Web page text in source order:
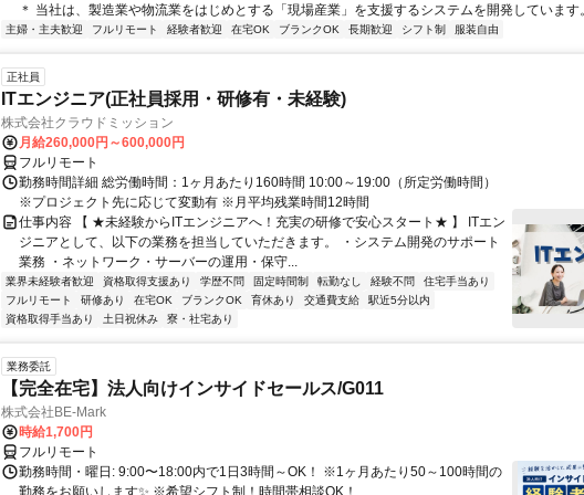
＊ 当社は、製造業や物流業をはじめとする「現場産業」を支援するシステムを開発しています
主婦・主夫歓迎 フルリモート 経験者歓迎 在宅OK ブランクOK 長期歓迎 シフト制 服装自由
正社員
ITエンジニア(正社員採用・研修有・未経験)
株式会社クラウドミッション
月給260,000円～600,000円
フルリモート
勤務時間詳細 総労働時間：1ヶ月あたり160時間 10:00～19:00（所定労働時間）
※プロジェクト先に応じて変動有 ※月平均残業時間12時間
仕事内容 【 ★未経験からITエンジニアへ！充実の研修で安心スタート★ 】 ITエン
ジニアとして、以下の業務を担当していただきます。 ・システム開発のサポート
業務 ・ネットワーク・サーバーの運用・保守...
業界未経験者歓迎 資格取得支援あり 学歴不問 固定時間制 転勤なし 経験不問
住宅手当あり
フルリモート
研修あり 在宅OK ブランクOK 育休あり 交通費支給
駅近5分以内
資格取得手当あり
土日祝休み 寮・社宅あり
業務委託
【完全在宅】法人向けインサイドセールス/G011
株式会社BE-Mark
時給1,700円
フルリモート
勤務時間・曜日: 9:00〜18:00内で1日3時間～OK！ ※1ヶ月あたり50～100時間の
勤務をお願いします✨ ※希望シフト制！時間帯相談OK！